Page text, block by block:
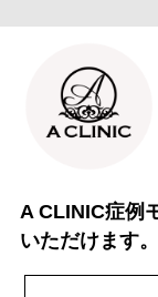
A CLINIC症例
いただけます。